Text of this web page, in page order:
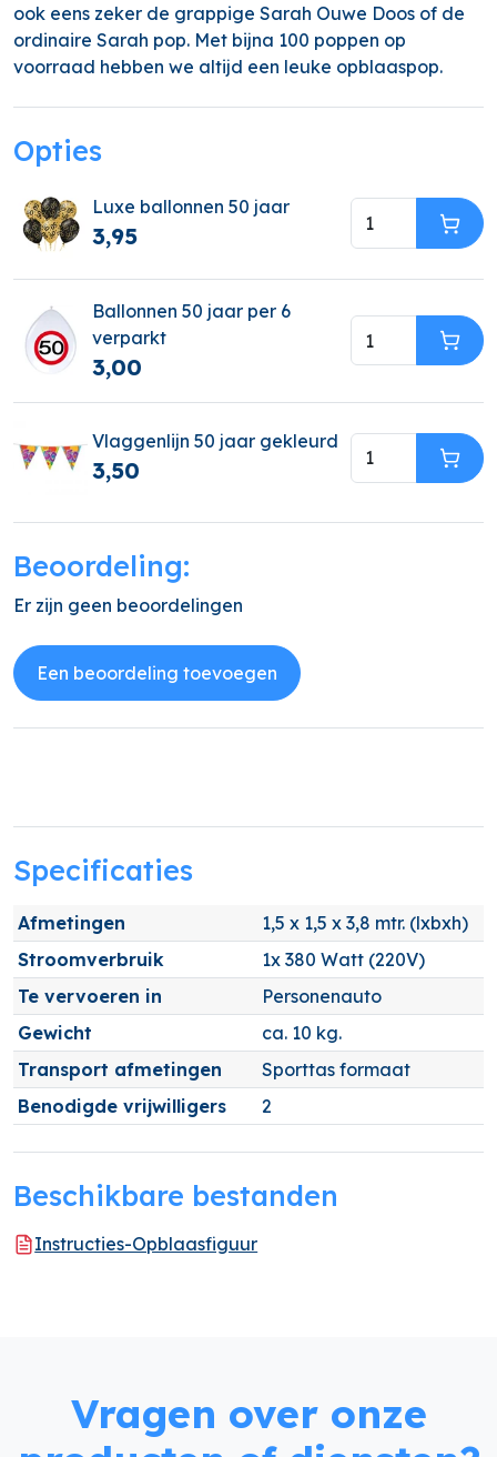
ook eens zeker de grappige Sarah Ouwe Doos of de
ordinaire Sarah pop. Met bijna 100 poppen op
voorraad hebben we altijd een leuke opblaaspop.
Opties
Luxe ballonnen 50 jaar
3,95 In
Ballonnen 50 jaar per 6
verparkt
3,00
In
Vlaggenlijn 50 jaar gekleurd
3,50 In
Beoordeling:
Er zijn geen beoordelingen
Een beoordeling toevoegen
Specificaties
Afmetingen
1,5 x 1,5 x 3,8 mtr. (lxbxh)
Stroomverbruik
1x 380 Watt (220V)
Te vervoeren in
Personenauto
Gewicht
ca. 10 kg.
Transport afmetingen
Sporttas formaat
Benodigde vrijwilligers
2
Beschikbare bestanden
Instructies-Opblaasfiguur
Vragen over onze